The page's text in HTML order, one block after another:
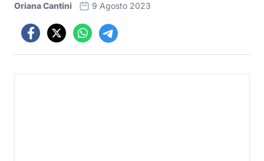
Oriana Cantini 9 Agosto 2023